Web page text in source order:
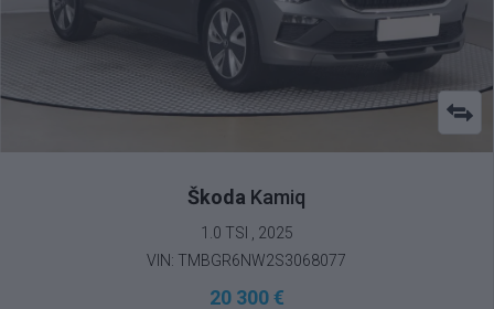
Škoda Kamiq
1.0 TSI , 2025
VIN: TMBGR6NW2S3068077
20 300 €